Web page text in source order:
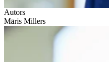
Autors
Māris Millers